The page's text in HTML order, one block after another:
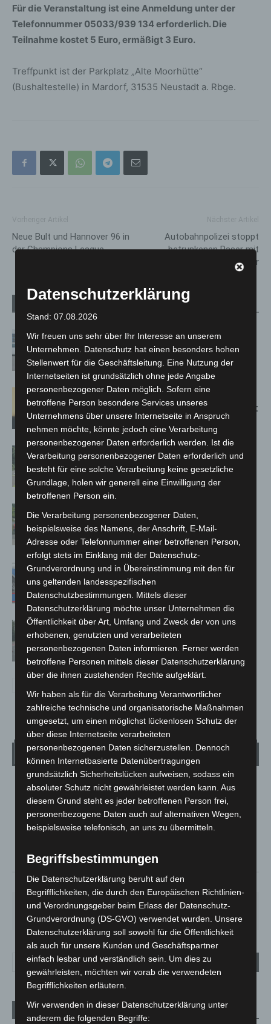
Für die Veranstaltung ist eine Anmeldung unter der
Telefonnummer 05033/939 134 erforderlich. Die
Teilnahme kostet 5 Euro, ermäßigt 3 Euro.
Treffpunkt ist der Parkplatz „Alte Moorhütte“
(Bushaltestelle) in Mardorf, 31535 Neustadt a. Rbge.
Neue Bult und Hannover 96 in
der Champions League
Autobahnpolizei stoppt
betrunkenen Raser mit
Liebeskummer
Niedersachsen: Feuerwehrkräfte
kehren nach Waldbrandeinsatz aus
Spanien zurück
Hannover: Erste Tigermücken-
Population in Niedersachsen entdeckt
Brand im „Haus der Begegnung“ in
Neuwarmbüchen schnell eingedämmt
Region Hannover: 21 neue
Notfallsanitäter starten beim Roten
Kreuz
Mann läuft mit Hockeyschläger über
A7 – Polizei sucht Zeugen
Hannover: Polizei stoppt 166
Trunkenheitsfahrten bei
Großkontrolle
Wetter
LANGENHAGEN
Überwiegend Bewölkt
21 °C 21.7
59% 3.9m/s
FR.
21°
SA.
26°
SO.
32°
MO.
31°
DI.
23°
Aktuelle Beiträge
Datenschutzerklärung
Stand: 07.08.2026
Wir freuen uns sehr über Ihr Interesse an unserem
Unternehmen. Datenschutz hat einen besonders hohen
Stellenwert für die Geschäftsleitung. Eine Nutzung der
Internetseiten ist grundsätzlich ohne jede Angabe
personenbezogener Daten möglich. Sofern eine
betroffene Person besondere Services unseres
Unternehmens über unsere Internetseite in Anspruch
nehmen möchte, könnte jedoch eine Verarbeitung
personenbezogener Daten erforderlich werden. Ist die
Verarbeitung personenbezogener Daten erforderlich und
besteht für eine solche Verarbeitung keine gesetzliche
Grundlage, holen wir generell eine Einwilligung der
betroffenen Person ein.
Die Verarbeitung personenbezogener Daten,
beispielsweise des Namens, der Anschrift, E-Mail-
Adresse oder Telefonnummer einer betroffenen Person,
erfolgt stets im Einklang mit der Datenschutz-
Grundverordnung und in Übereinstimmung mit den für
uns geltenden landesspezifischen
Datenschutzbestimmungen. Mittels dieser
Datenschutzerklärung möchte unser Unternehmen die
Öffentlichkeit über Art, Umfang und Zweck der von uns
erhobenen, genutzten und verarbeiteten
personenbezogenen Daten informieren. Ferner werden
betroffene Personen mittels dieser Datenschutzerklärung
über die ihnen zustehenden Rechte aufgeklärt.
Wir haben als für die Verarbeitung Verantwortlicher
zahlreiche technische und organisatorische Maßnahmen
umgesetzt, um einen möglichst lückenlosen Schutz der
über diese Internetseite verarbeiteten
personenbezogenen Daten sicherzustellen. Dennoch
können Internetbasierte Datenübertragungen
grundsätzlich Sicherheitslücken aufweisen, sodass ein
absoluter Schutz nicht gewährleistet werden kann. Aus
diesem Grund steht es jeder betroffenen Person frei,
personenbezogene Daten auch auf alternativen Wegen,
beispielsweise telefonisch, an uns zu übermitteln.
Begriffsbestimmungen
Die Datenschutzerklärung beruht auf den
Begrifflichkeiten, die durch den Europäischen Richtlinien-
und Verordnungsgeber beim Erlass der Datenschutz-
Grundverordnung (DS-GVO) verwendet wurden. Unsere
Datenschutzerklärung soll sowohl für die Öffentlichkeit
als auch für unsere Kunden und Geschäftspartner
einfach lesbar und verständlich sein. Um dies zu
gewährleisten, möchten wir vorab die verwendeten
Begrifflichkeiten erläutern.
Wir verwenden in dieser Datenschutzerklärung unter
anderem die folgenden Begriffe: